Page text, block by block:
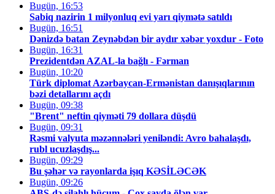
Bugün, 16:53
Sabiq nazirin 1 milyonluq evi yarı qiymətə satıldı
Bugün, 16:51
Dənizdə batan Zeynəbdən bir aydır xəbər yoxdur - Foto
Bugün, 16:31
Prezidentdən AZAL-la bağlı - Fərman
Bugün, 10:20
Türk diplomat Azərbaycan-Ermənistan danışıqlarının
bəzi detallarını açdı
Bugün, 09:38
"Brent" neftin qiyməti 79 dollara düşdü
Bugün, 09:31
Rəsmi valyuta məzənnələri yeniləndi: Avro bahalaşdı,
rubl ucuzlaşdış...
Bugün, 09:29
Bu şəhər və rayonlarda işıq KƏSİLƏCƏK
Bugün, 09:26